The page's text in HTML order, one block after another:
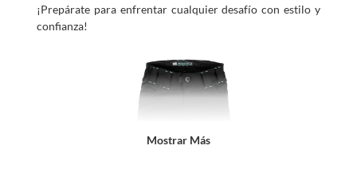
¡Prepárate para enfrentar cualquier desafío con estilo y
confianza!
Mostrar Más